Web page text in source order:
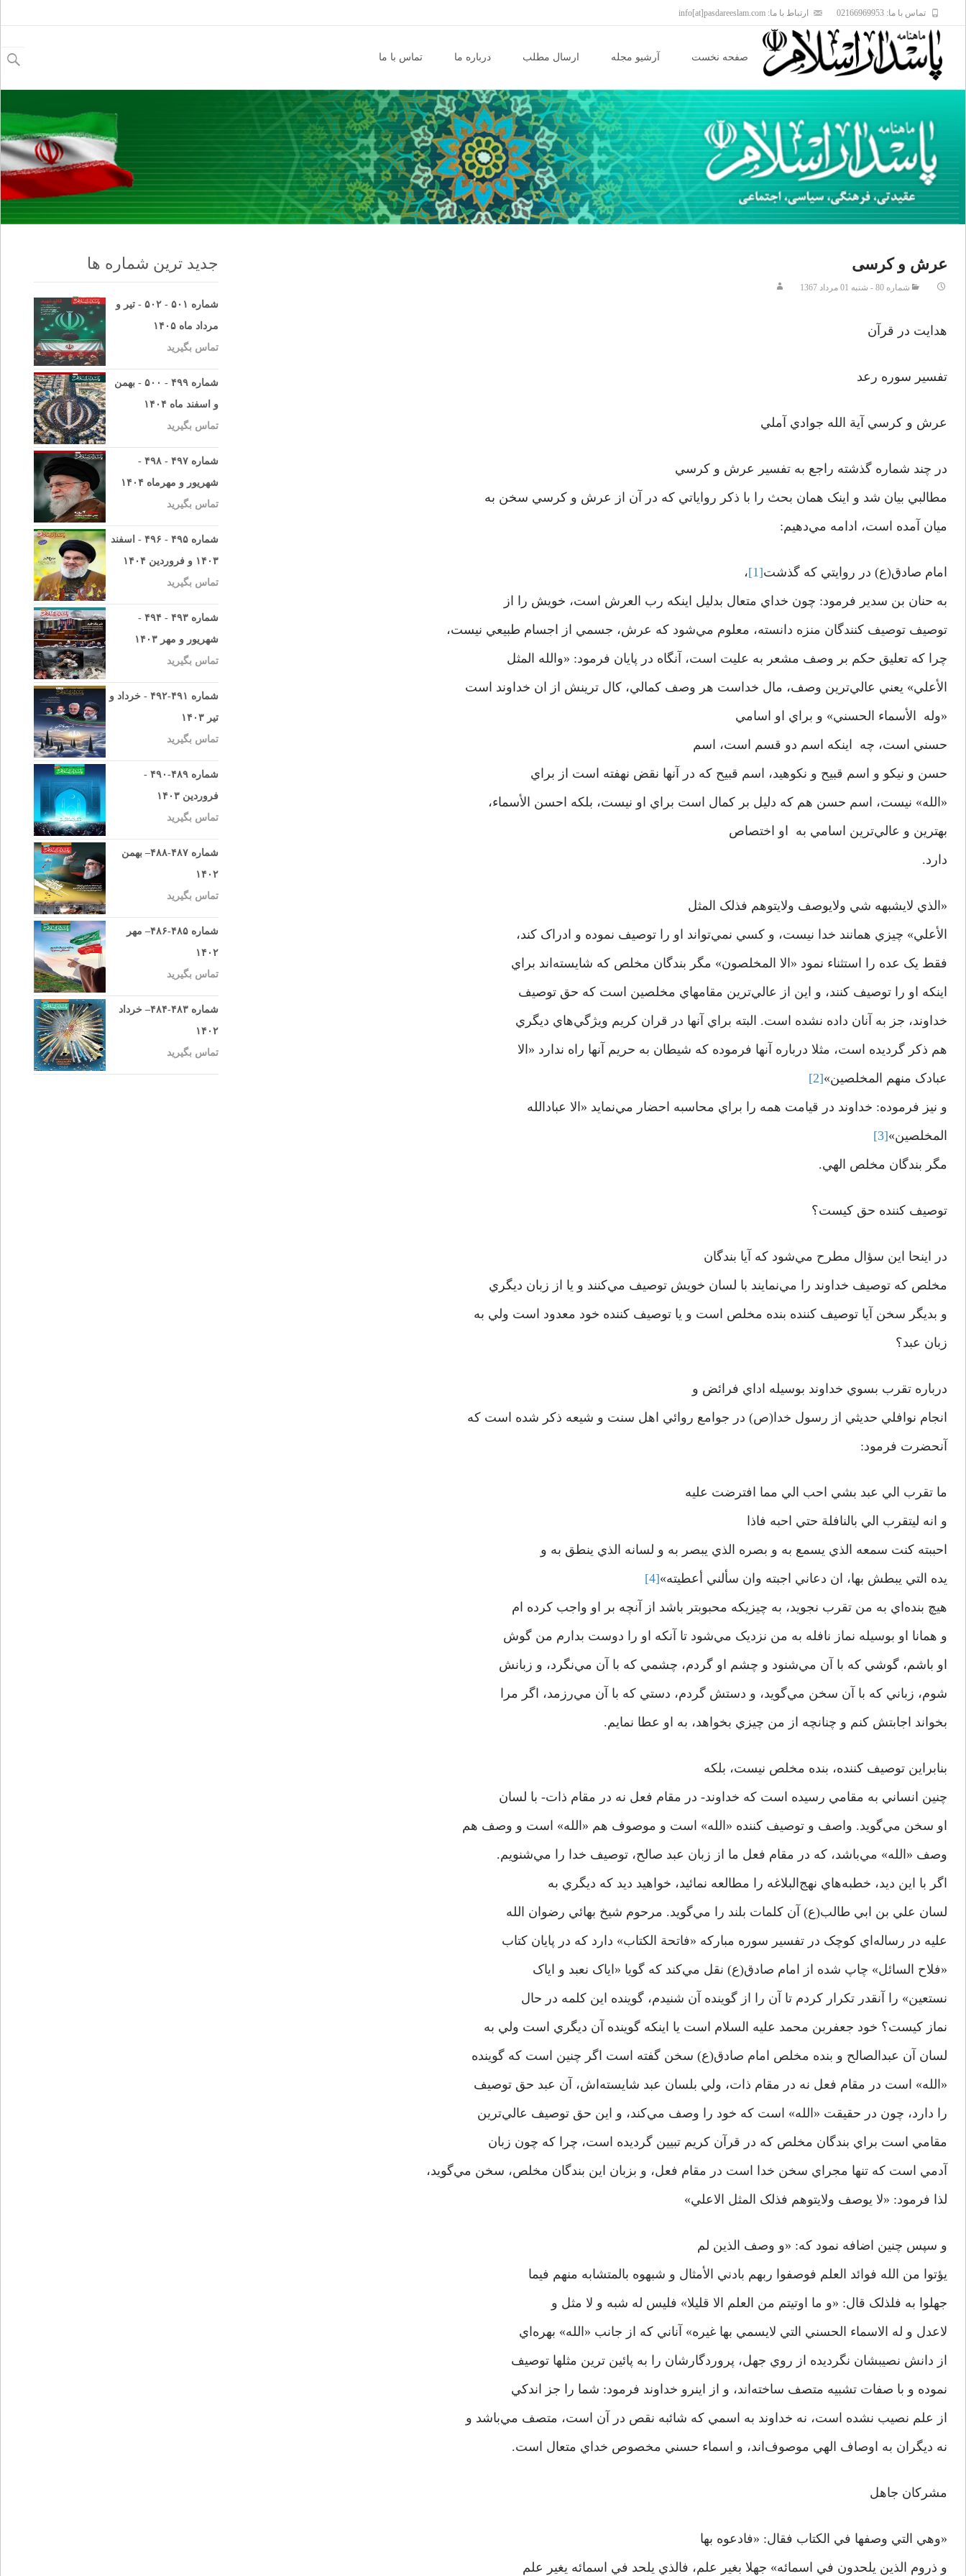
تماس با ما: 02166969953 ارتباط با ما: info[at]pasdareeslam.com
content
صفحه نخست آرشیو مجله ارسال مطلب درباره ما تماس با ما
برای:
عرش و کرسی
شماره 80 - شنبه 01 مرداد 1367
هدايت در قرآن
تفسير سوره رعد
عرش و کرسي آية الله جوادي آملي
در چند شماره گذشته راجع به تفسير عرش و کرسي
مطالبي بيان شد و اينک همان بحث را با ذکر رواياتي که در آن از عرش و کرسي سخن به
ميان آمده است، ادامه مي‌دهيم:
امام صادق(ع) در روايتي که گذشت[1]
،
به حنان بن سدير فرمود: چون خداي متعال بدليل اينکه رب العرش است، خويش را از
توصيف توصيف کنندگان منزه دانسته، معلوم مي‌شود که عرش، جسمي از اجسام طبيعي نيست،
چرا که تعليق حکم بر وصف مشعر به عليت است، آنگاه در پايان فرمود: «والله المثل
الأعلي» يعني عالي‌ترين وصف، مال خداست هر وصف کمالي، کال ترينش از ان خداوند است
«وله الأسماء الحسني» و براي او اسامي
حسني است، چه اينکه اسم دو قسم است، اسم
حسن و نيکو و اسم قبيح و نکوهيد، اسم قبيح که در آنها نقض نهفته است از براي
«الله» نيست، اسم حسن هم که دليل بر کمال است براي او نيست، بلکه احسن الأسماء،
بهترين و عالي‌ترين اسامي به او اختصاص
دارد.
«الذي لايشبهه شي ولايوصف ولايتوهم فذلک المثل
الأعلي» چيزي همانند خدا نيست، و کسي نمي‌تواند او را توصيف نموده و ادراک کند،
فقط يک عده را استثناء نمود «الا المخلصون» مگر بندگان مخلص که شايسته‌اند براي
اينکه او را توصيف کنند، و اين از عالي‌ترين مقامهاي مخلصين است که حق توصيف
خداوند، جز به آنان داده نشده است. البته براي آنها در قران کريم ويژگي‌هاي ديگري
هم ذکر گرديده است، مثلا درباره آنها فرموده که شيطان به حريم آنها راه ندارد «الا
عبادک منهم المخلصين»[2]
و نيز فرموده: خداوند در قيامت همه را براي محاسبه احضار مي‌نمايد «الا عبادالله
المخلصين»[3]
مگر بندگان مخلص الهي.
توصيف کننده حق کيست؟
در اينحا اين سؤال مطرح مي‌شود که آيا بندگان
مخلص که توصيف خداوند را مي‌نمايند با لسان خويش توصيف مي‌کنند و يا از زبان ديگري
و بديگر سخن آيا توصيف کننده بنده مخلص است و يا توصيف کننده خود معدود است ولي به
زبان عبد؟
درباره تقرب بسوي خداوند بوسيله اداي فرائض و
انجام نوافلي حديثي از رسول خدا(ص) در جوامع روائي اهل سنت و شيعه ذکر شده است که
آنحضرت فرمود:
ما تقرب الي عبد بشي احب الي مما افترضت عليه
و انه ليتقرب الي بالنافلة حتي احبه فاذا
احببته کنت سمعه الذي يسمع به و بصره الذي يبصر به و لسانه الذي ينطق به و
يده التي يبطش بها، ان دعاني اجبته وان سألني أعطيته»[4]
هيچ بنده‌اي به من تقرب نجويد، به چيزيکه محبوبتر باشد از آنچه بر او واجب کرده ام
و همانا او بوسيله نماز نافله به من نزديک مي‌شود تا آنکه او را دوست بدارم من گوش
او باشم، گوشي که با آن مي‌شنود و چشم او گردم، چشمي که با آن مي‌نگرد، و زبانش
شوم، زباني که با آن سخن مي‌گويد، و دستش گردم، دستي که با آن مي‌رزمد، اگر مرا
بخواند اجابتش کنم و چنانچه از من چيزي بخواهد، به او عطا نمايم.
بنابراين توصيف کننده، بنده مخلص نيست، بلکه
چنين انساني به مقامي رسيده است که خداوند- در مقام فعل نه در مقام ذات- با لسان
او سخن مي‌گويد. واصف و توصيف کننده «الله» است و موصوف هم «الله» است و وصف هم
وصف «الله» مي‌باشد، که در مقام فعل ما از زبان عبد صالح، توصيف خدا را مي‌شنويم.
اگر با اين ديد، خطبه‌هاي نهج‌البلاغه را مطالعه نمائيد، خواهيد ديد که ديگري به
لسان علي بن ابي طالب(ع) آن کلمات بلند را مي‌گويد. مرحوم شيخ بهائي رضوان الله
عليه در رساله‌اي کوچک در تفسير سوره مبارکه «فاتحة الکتاب» دارد که در پايان کتاب
«فلاح السائل» چاپ شده از امام صادق(ع) نقل مي‌کند که گويا «اياک نعبد و اياک
نستعين» را آنقدر تکرار کردم تا آن را از گوينده آن شنيدم، گوينده اين کلمه در حال
نماز کيست؟ خود جعفربن محمد عليه السلام است يا اينکه گوينده آن ديگري است ولي به
لسان آن عبدالصالح و بنده مخلص امام صادق(ع) سخن گفته است اگر چنين است که گوينده
«الله» است در مقام فعل نه در مقام ذات، ولي بلسان عبد شايسته‌اش، آن عبد حق توصيف
را دارد، چون در حقيقت «الله» است که خود را وصف مي‌کند، و اين حق توصيف عالي‌ترين
مقامي است براي بندگان مخلص که در قرآن کريم تبيين گرديده است، چرا که چون زبان
آدمي است که تنها مجراي سخن خدا است در مقام فعل، و بزبان اين بندگان مخلص، سخن مي‌گويد،
لذا فرمود: «لا يوصف ولايتوهم فذلک المثل الاعلي»
و سپس چنين اضافه نمود که: «و وصف الذين لم
يؤتوا من الله فوائد العلم فوصفوا ربهم بادني الأمثال و شبهوه بالمتشابه منهم فيما
جهلوا به فلذلک قال: «و ما اوتيتم من العلم الا قليلا» فليس له شبه و لا مثل و
لاعدل و له الاسماء الحسني التي لايسمي بها غيره» آناني که از جانب «الله» بهره‌اي
از دانش نصيبشان نگرديده از روي جهل، پروردگارشان را به پائين ترين مثلها توصيف
نموده و با صفات تشبيه متصف ساخته‌اند، و از اينرو خداوند فرمود: شما را جز اندکي
از علم نصيب نشده است، نه خداوند به اسمي که شائبه نقص در آن است، متصف مي‌باشد و
نه ديگران به اوصاف الهي موصوف‌اند، و اسماء حسني مخصوص خداي متعال است.
مشرکان جاهل
«وهي التي وصفها في الکتاب فقال: «فادعوه بها
و ذروم الذين يلحدون في اسمائه» جهلا بغير علم، فالذي يلحد في اسمائه يغير علم
جدید ترین شماره ها
شماره ۵۰۱ - ۵۰۲ - تیر و
مرداد ماه ۱۴۰۵
تماس بگیرید
شماره ۴۹۹ - ۵۰۰ - بهمن
و اسفند ماه ۱۴۰۴
تماس بگیرید
شماره ۴۹۷ - ۴۹۸ -
شهریور و مهرماه ۱۴۰۴
تماس بگیرید
شماره ۴۹۵ - ۴۹۶ - اسفند
۱۴۰۳ و فروردین ۱۴۰۴
تماس بگیرید
شماره ۴۹۳ - ۴۹۴ -
شهریور و مهر ۱۴۰۳
تماس بگیرید
شماره ۴۹۱-۴۹۲ - خرداد و
تیر ۱۴۰۳
تماس بگیرید
شماره ۴۸۹-۴۹۰ -
فروردین ۱۴۰۳
تماس بگیرید
شماره ۴۸۷-۴۸۸– بهمن
۱۴۰۲
تماس بگیرید
شماره ۴۸۵-۴۸۶– مهر
۱۴۰۲
تماس بگیرید
شماره ۴۸۳-۴۸۴– خرداد
۱۴۰۲
تماس بگیرید